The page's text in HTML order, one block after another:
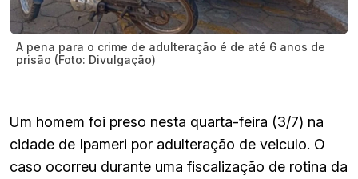
A pena para o crime de adulteração é de até 6 anos de
prisão (Foto: Divulgação)
Um homem foi preso nesta quarta-feira (3/7) na
cidade de Ipameri por adulteração de veiculo. O
caso ocorreu durante uma fiscalização de rotina da